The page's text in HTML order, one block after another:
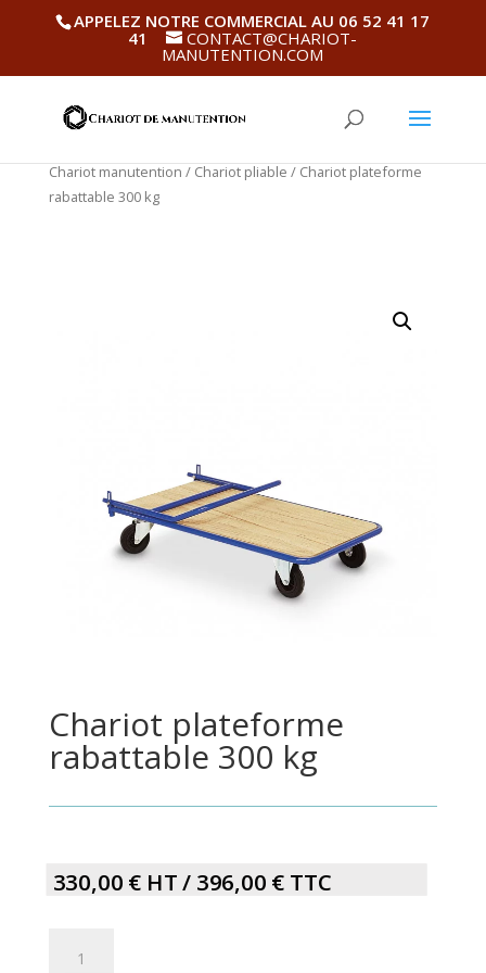
APPELEZ NOTRE COMMERCIAL AU 06 52 41 17
41
CONTACT@CHARIOT-
MANUTENTION.COM
Chariot manutention / Chariot pliable / Chariot plateforme
rabattable 300 kg
Chariot plateforme
rabattable 300 kg
330,00 € HT / 396,00 € TTC
plateforme